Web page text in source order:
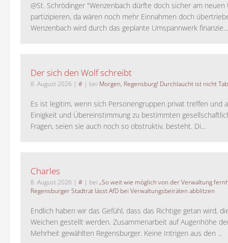
@St. Schrödinger "Wenzenbach dürfte doch sicher am neuen
partizipieren, da wären noch mehr Einnahmen doch
Wenzenbach wird durch das geplante Umspannwerk finanzie...
Der sich den Wolf schreibt
8. August 2026 | # | bei Morgen, Regensburg! Durchlaucht ist nicht
Es ist legitim, wenn sich Personengruppen privat treffen und
Einigkeit und Übereinstimmung zu bestimmten
Fragen, seien sie auch noch so obstruktiv, besteht. Di...
Charles
8. August 2026 | # | bei „So weit wie möglich von der Verwaltung
Regensburger Stadtrat lässt AfD bei Verwaltungsbeiräten abblitzen
Endlich haben wir das Gefühl, dass das Richtige getan wird,
Weichen gestellt werden. Zusammenarbeit auf Augenhöhe
Mehrheit gewählten Regensburger. Keine Intrigen aus den ...